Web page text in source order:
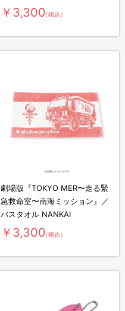
￥3,300（税込）
劇場版『TOKYO MER〜走る緊
急救命室〜南海ミッション』／
バスタオル NANKAI
￥3,300（税込）